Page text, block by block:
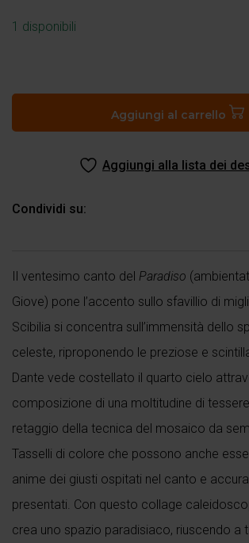
1 disponibili
Paradiso
Aggiungi al carrello
Aggiungi alla lista dei
Condividi su:
Il ventesimo canto del Paradiso
Giove) pone l’accento sullo sfavillio di
Scibilia si concentra sull’immensità dello
celeste, riproponendo le preziose e
Dante vede costellato il quarto cielo
composizione di una moltitudine di
retaggio della tecnica del mosaico da
Tasselli di colore che possono anche
anime dei giusti ospitati nel canto e
presentati. Con questo collage
crea uno spazio paradisiaco, riuscendo a